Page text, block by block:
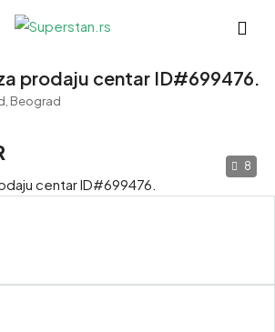
prodaju centar ID#699476.
Beograd
8